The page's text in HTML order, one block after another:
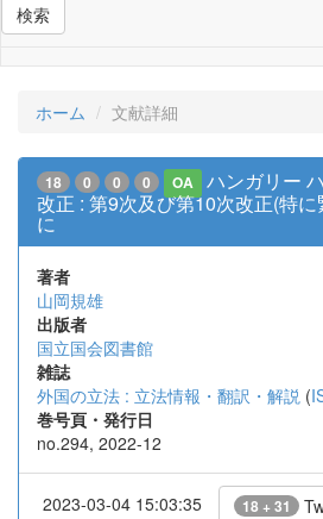
検索
ホーム 文献詳細
18 0 0 0 OA
ハンガリー
改正 : 第9次及び第10次改正(特
に
著者
山岡規雄
出版者
国立国会図書館
雑誌
外国の立法 : 立法情報・翻訳・解説 (
巻号頁・発行日
no.294, 2022-12
2023-03-04 15:03:35 18 + 31